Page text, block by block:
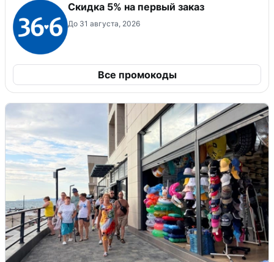
Скидка 5% на первый заказ
До 31 августа, 2026
Все промокоды